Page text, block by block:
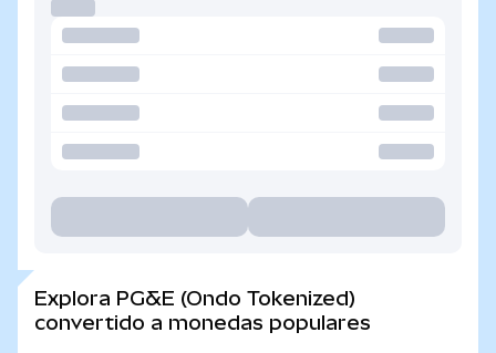
Explora PG&E (Ondo Tokenized)
convertido a monedas populares